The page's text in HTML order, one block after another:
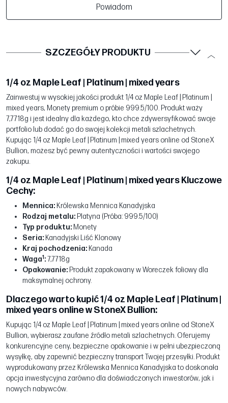
Powiadom
SZCZEGÓŁY PRODUKTU
1/4 oz Maple Leaf | Platinum | mixed years
Zainwestuj w wysokiej jakości produkt 1/4 oz Maple Leaf | Platinum |
mixed years, Monety premium o próbie 999.5/100. Produkt waży
7,7718g i jest idealny dla każdego, kto chce zdywersyfikować swoje
portfolio lub dodać go do swojej kolekcji metali szlachetnych.
Kupując 1/4 oz Maple Leaf | Platinum | mixed years online od StoneX
Bullion, możesz być pewny autentyczności i wartości swojego
zakupu.
1/4 oz Maple Leaf | Platinum | mixed years Kluczowe
Cechy:
Mennica: Królewska Mennica Kanadyjska
Rodzaj metalu: Platyna (Próba: 999.5/100)
Typ produktu: Monety
Seria: Kanadyjski Liść Klonowy
Kraj pochodzenia: Kanada
Waga1:7,7718g
Opakowanie: Produkt zapakowany w Woreczek foliowy dla
maksymalnej ochrony.
Dlaczego warto kupić 1/4 oz Maple Leaf | Platinum |
mixed years online w StoneX Bullion:
Kupując 1/4 oz Maple Leaf | Platinum | mixed years online od StoneX
Bullion, wybierasz zaufane źródło metali szlachetnych. Oferujemy
konkurencyjne ceny, bezpieczne opakowanie i w pełni ubezpieczoną
wysyłkę, aby zapewnić bezpieczny transport Twojej przesyłki. Produkt
wyprodukowany przez Królewska Mennica Kanadyjska to doskonała
opcja inwestycyjna zarówno dla doświadczonych inwestorów, jak i
nowych nabywców.